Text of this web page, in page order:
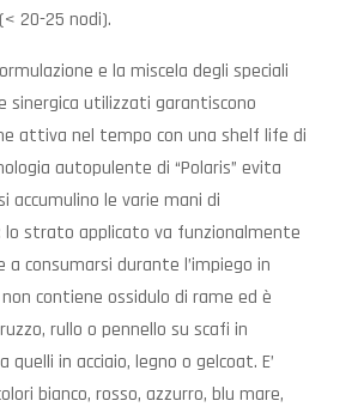
20-25 nodi).
e la miscela degli speciali
sinergica utilizzati garantiscono
attiva nel tempo con una shelf life di
autopulente di “Polaris” evita
accumulino le varie mani di
strato applicato va funzionalmente
consumarsi durante l’impiego in
non contiene ossidulo di rame ed è
rullo o pennello su scafi in
quelli in acciaio, legno o gelcoat. E’
bianco, rosso, azzurro, blu mare,